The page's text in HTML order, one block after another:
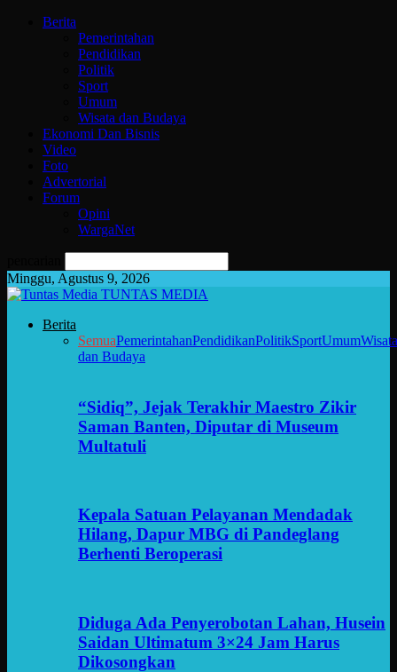
Berita
Pemerintahan
Pendidikan
Politik
Sport
Umum
Wisata dan Budaya
Ekonomi Dan Bisnis
Video
Foto
Advertorial
Forum
Opini
WargaNet
Minggu, Agustus 9, 2026
TUNTAS MEDIA
Berita
SemuaPemerintahanPendidikanPolitikSportUmumWisata
dan Budaya
“Sidiq”, Jejak Terakhir Maestro Zikir
Saman Banten, Diputar di Museum
Multatuli
Kepala Satuan Pelayanan Mendadak
Hilang, Dapur MBG di Pandeglang
Berhenti Beroperasi
Diduga Ada Penyerobotan Lahan, Husein
Saidan Ultimatum 3×24 Jam Harus
Dikosongkan